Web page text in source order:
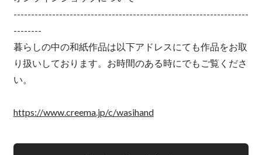
-------------------------------------------------------------------
--------
暮らしの中の和紙作品は以下アドレスにても作品をお取
り扱いしております。お時間のある時にでもご覧くださ
い。
https://www.creema.jp/c/wasihand